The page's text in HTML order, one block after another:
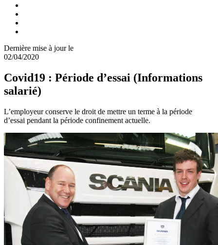
Dernière mise à jour le
02/04/2020
Covid19 : Période d’essai (Informations
salarié)
L’employeur conserve le droit de mettre un terme à la période
d’essai pendant la période confinement actuelle.